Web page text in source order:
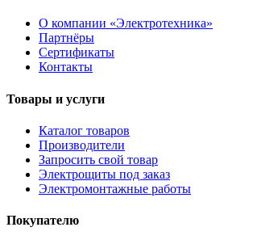
О компании «Электротехника»
Партнёры
Сертификаты
Контакты
Товары и услуги
Каталог товаров
Производители
Запросить свой товар
Электрощиты под заказ
Электромонтажные работы
Покупателю